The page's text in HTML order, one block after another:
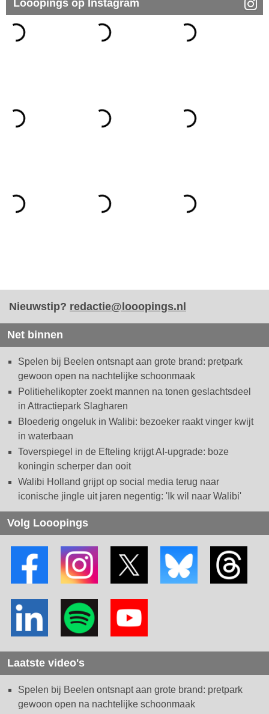
Looopings op Instagram
Nieuwstip? redactie@looopings.nl
Net binnen
Spelen bij Beelen ontsnapt aan grote brand: pretpark
gewoon open na nachtelijke schoonmaak
Politiehelikopter zoekt mannen na tonen geslachtsdeel
in Attractiepark Slagharen
Bloederig ongeluk in Walibi: bezoeker raakt vinger kwijt
in waterbaan
Toverspiegel in de Efteling krijgt AI-upgrade: boze
koningin scherper dan ooit
Walibi Holland grijpt op social media terug naar
iconische jingle uit jaren negentig: 'Ik wil naar Walibi'
Volg Looopings
Laatste video's
Spelen bij Beelen ontsnapt aan grote brand: pretpark
gewoon open na nachtelijke schoonmaak